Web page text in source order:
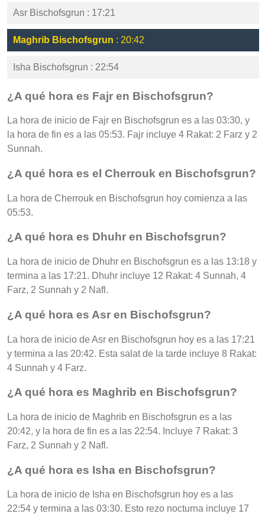
Asr Bischofsgrun : 17:21
Maghrib Bischofsgrun : 20:42
Isha Bischofsgrun : 22:54
¿A qué hora es Fajr en Bischofsgrun?
La hora de inicio de Fajr en Bischofsgrun es a las 03:30, y
la hora de fin es a las 05:53. Fajr incluye 4 Rakat: 2 Farz y 2
Sunnah.
¿A qué hora es el Cherrouk en Bischofsgrun?
La hora de Cherrouk en Bischofsgrun hoy comienza a las
05:53.
¿A qué hora es Dhuhr en Bischofsgrun?
La hora de inicio de Dhuhr en Bischofsgrun es a las 13:18 y
termina a las 17:21. Dhuhr incluye 12 Rakat: 4 Sunnah, 4
Farz, 2 Sunnah y 2 Nafl.
¿A qué hora es Asr en Bischofsgrun?
La hora de inicio de Asr en Bischofsgrun hoy es a las 17:21
y termina a las 20:42. Esta salat de la tarde incluye 8 Rakat:
4 Sunnah y 4 Farz.
¿A qué hora es Maghrib en Bischofsgrun?
La hora de inicio de Maghrib en Bischofsgrun es a las
20:42, y la hora de fin es a las 22:54. Incluye 7 Rakat: 3
Farz, 2 Sunnah y 2 Nafl.
¿A qué hora es Isha en Bischofsgrun?
La hora de inicio de Isha en Bischofsgrun hoy es a las
22:54 y termina a las 03:30. Esto rezo nocturna incluye 17